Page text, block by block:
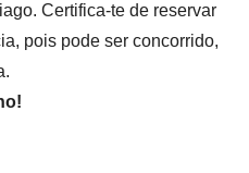
Certifica-te de reservar
pois pode ser concorrido,